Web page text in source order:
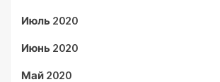
Июль 2020
Июнь 2020
Май 2020